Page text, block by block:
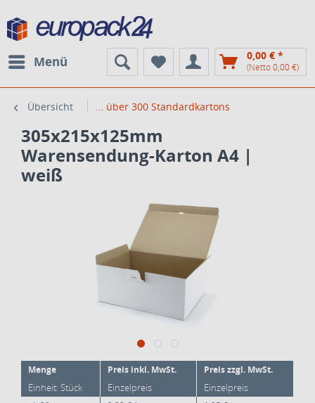
Menü 0,00 € *
(Netto 0,00 €)
Übersicht ... über 300 Standardkartons
305x215x125mm
Warensendung-Karton A4 |
weiß
Menge Preis inkl. MwSt. Preis zzgl. MwSt.
Einheit: Stück Einzelpreis Einzelpreis